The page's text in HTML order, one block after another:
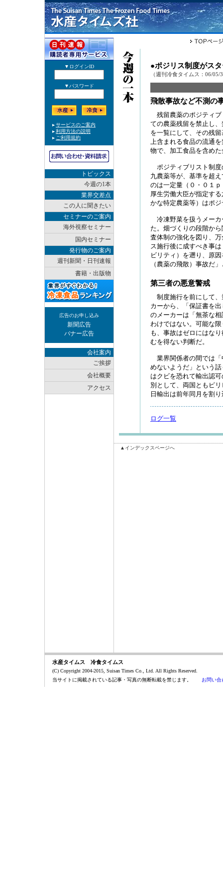
トピックス
今週の1本
業界交差点
この人に聞きたい
セミナーのご案内
海外視察セミナー
国内セミナー
発行物のご案内
週刊新聞・日刊速報
書籍・出版物
広告のお申し込み
新聞広告
バナー広告
会社案内
ご挨拶
会社概要
アクセス
●ポジリス制度がス
（週刊冷食タイムス：06/05/
飛散事故など不測の
残留農薬のポジティブ
ての農薬残留を禁止し
を一覧にして、その残
上含まれる食品の流通
物で、加工食品を含め
ポジティブリスト制度
九農薬等が、基準を超
のは一定量（０・０１
厚生労働大臣が指定す
かな特定農薬等）はポ
冷凍野菜を扱うメーカ
た。畑づくりの段階か
査体制の強化を図り、
ス施行後に成すべき事
ビリティ）を遡り、原
（農薬の飛散）事故だ
第三者の悪意警戒
制度施行を前にして、
カーから、「保証書を
のメーカーは「無茶な
わけではない。可能な
も、事故はゼロにはな
むを得ない判断だ。
業界関係者の間では「
めないようだ」という
はクビを恐れて輸出認
別として、両国ともピ
日輸出は前年同月を割
ログ一覧
▲インデックスページへ
水産タイムス 冷食タイムス
(C) Copyright 2004-2015, Suisan Times Co., Ltd. All Rights Reserved.
当サイトに掲載されている記事・写真の無断転載を禁じます。 お問い合